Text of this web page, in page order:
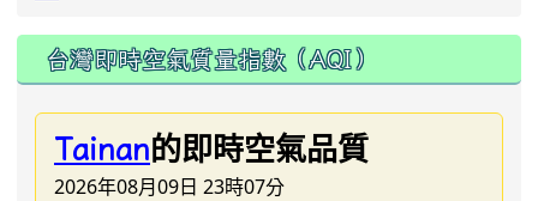
台灣即時空氣質量指數（AQI）
Tainan的即時空氣品質
2026年08月09日 23時07分